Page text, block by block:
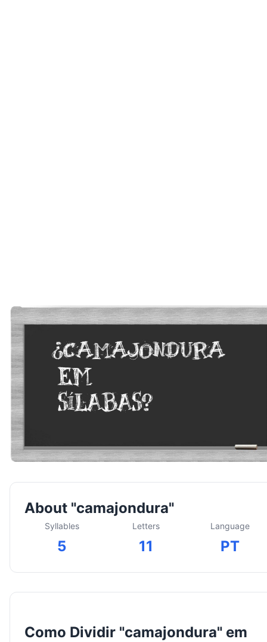
About "camajondura"
Syllables
5
Letters
11
Language
PT
Como Dividir "camajondura" em